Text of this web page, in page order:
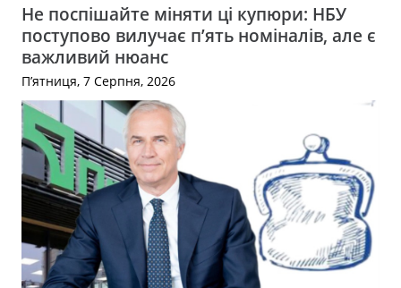
Не поспішайте міняти ці купюри: НБУ
поступово вилучає п’ять номіналів, але є
важливий нюанс
П’ятниця, 7 Серпня, 2026